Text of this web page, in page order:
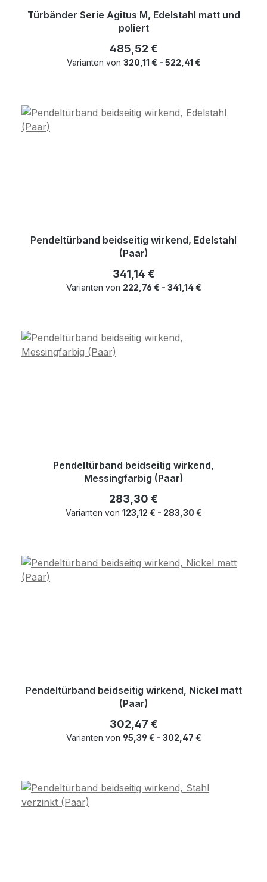
Türbänder Serie Agitus M, Edelstahl matt und
poliert
Regulärer Preis:
485,52 €
Varianten von 320,11 € - 522,41 €
Pendeltürband beidseitig wirkend, Edelstahl
(Paar)
Regulärer Preis:
341,14 €
Varianten von 222,76 € - 341,14 €
Pendeltürband beidseitig wirkend,
Messingfarbig (Paar)
Regulärer Preis:
283,30 €
Varianten von 123,12 € - 283,30 €
Pendeltürband beidseitig wirkend, Nickel matt
(Paar)
Regulärer Preis:
302,47 €
Varianten von 95,39 € - 302,47 €